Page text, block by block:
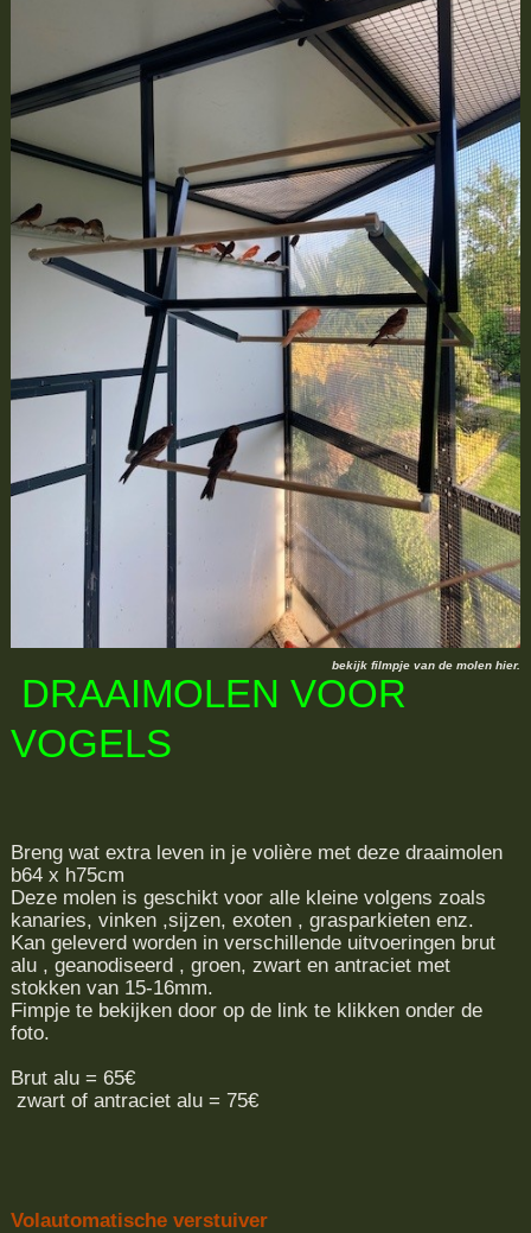
bekijk filmpje van de molen hier.
DRAAIMOLEN VOOR
VOGELS
Breng wat extra leven in je volière met deze draaimolen
b64 x h75cm
Deze molen is geschikt voor alle kleine volgens zoals
kanaries, vinken ,sijzen, exoten , grasparkieten enz.
Kan geleverd worden in verschillende uitvoeringen brut
alu , geanodiseerd , groen, zwart en antraciet met
stokken van 15-16mm.
Fimpje te bekijken door op de link te klikken onder de
foto.
Brut alu = 65€
zwart of antraciet alu = 75€
Volautomatische verstuiver